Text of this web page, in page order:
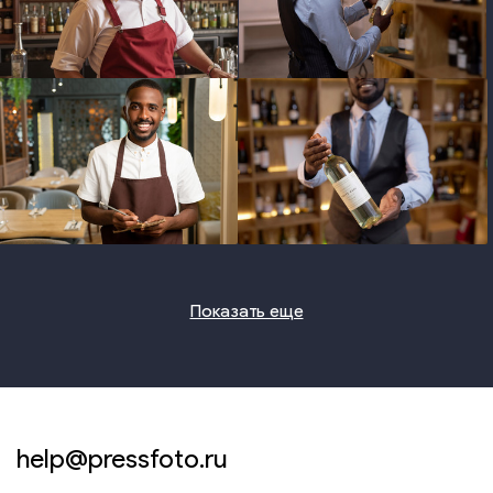
photo photo
photo photo
Показать еще
help@pressfoto.ru